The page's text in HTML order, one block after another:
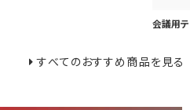
会議用
すべてのおすすめ商品を見る